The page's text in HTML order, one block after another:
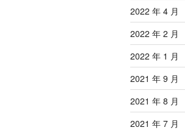
2022 年 4 月
2022 年 2 月
2022 年 1 月
2021 年 9 月
2021 年 8 月
2021 年 7 月